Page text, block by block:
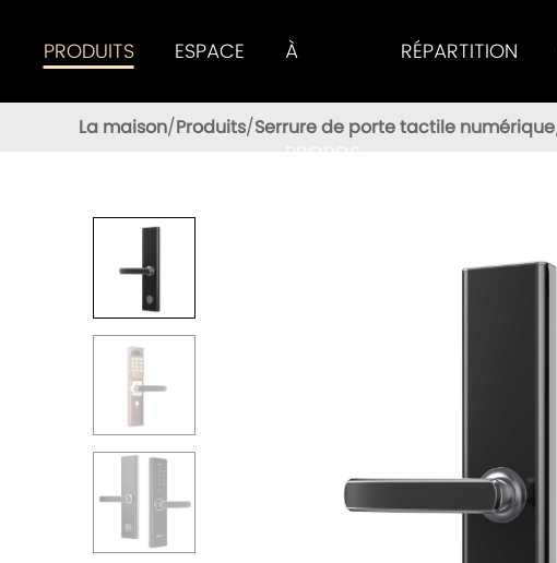
PRODUITS ESPACE À RÉPARTITION
La maison Produits Serrure de porte tactile numérique